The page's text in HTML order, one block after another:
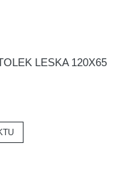
LESKA 120X65